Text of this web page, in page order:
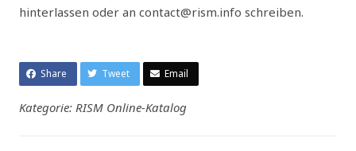
hinterlassen oder an contact@rism.info schreiben.
Share Tweet Email
Kategorie: RISM Online-Katalog